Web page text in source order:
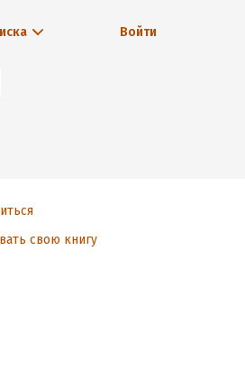
Войти
свою книгу